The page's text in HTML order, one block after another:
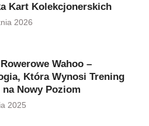
Kart Kolekcjonerskich
2026
Wahoo –
Która Wynosi Trening
Nowy Poziom
2025